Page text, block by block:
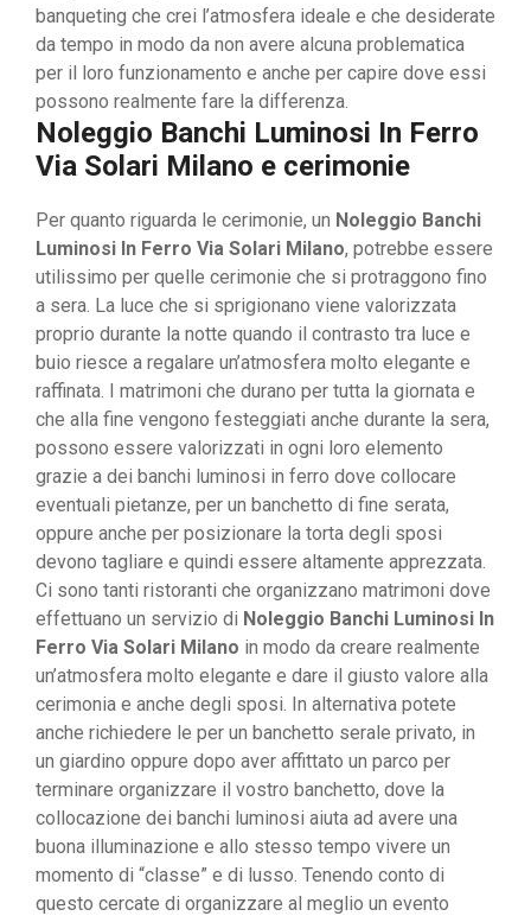
banqueting che crei l’atmosfera ideale e che desiderate
da tempo in modo da non avere alcuna problematica
per il loro funzionamento e anche per capire dove essi
possono realmente fare la differenza.
Noleggio Banchi Luminosi In Ferro
Via Solari Milano e cerimonie
Per quanto riguarda le cerimonie, un Noleggio Banchi
Luminosi In Ferro Via Solari Milano, potrebbe essere
utilissimo per quelle cerimonie che si protraggono fino
a sera. La luce che si sprigionano viene valorizzata
proprio durante la notte quando il contrasto tra luce e
buio riesce a regalare un’atmosfera molto elegante e
raffinata. I matrimoni che durano per tutta la giornata e
che alla fine vengono festeggiati anche durante la sera,
possono essere valorizzati in ogni loro elemento
grazie a dei banchi luminosi in ferro dove collocare
eventuali pietanze, per un banchetto di fine serata,
oppure anche per posizionare la torta degli sposi
devono tagliare e quindi essere altamente apprezzata.
Ci sono tanti ristoranti che organizzano matrimoni dove
effettuano un servizio di Noleggio Banchi Luminosi In
Ferro Via Solari Milano in modo da creare realmente
un’atmosfera molto elegante e dare il giusto valore alla
cerimonia e anche degli sposi. In alternativa potete
anche richiedere le per un banchetto serale privato, in
un giardino oppure dopo aver affittato un parco per
terminare organizzare il vostro banchetto, dove la
collocazione dei banchi luminosi aiuta ad avere una
buona illuminazione e allo stesso tempo vivere un
momento di “classe” e di lusso. Tenendo conto di
questo cercate di organizzare al meglio un evento